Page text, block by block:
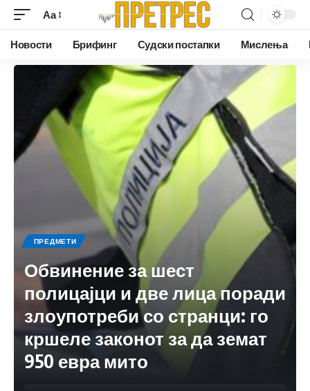
Аа
Новости Брифинг Судски постапки Мислења
ПРЕДМЕТИ
Обвинение за шест
полицајци и две лица поради
злоупотреби со странци: го
кршеле законот за да земат
950 евра мито